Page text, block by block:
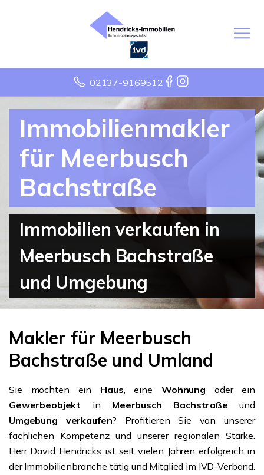
02137-9169512
Immobilienmakler
für Meerbusch
Bachstraße
Immobilien verkaufen in
Meerbusch Bachstraße
und Umgebung
Makler für Meerbusch
Bachstraße und Umland
Sie möchten ein Haus, eine Wohnung oder ein
Gewerbeobjekt in Meerbusch Bachstraßeund
Umgebung verkaufen? Profitieren Sie von unserer
fachlichen Kompetenz und unserer regionalen Stärke.
Herr David Hendricks ist seit vielen Jahren erfolgreich in
der Immobilienbranche tätig und Mitglied im IVD-Verband.